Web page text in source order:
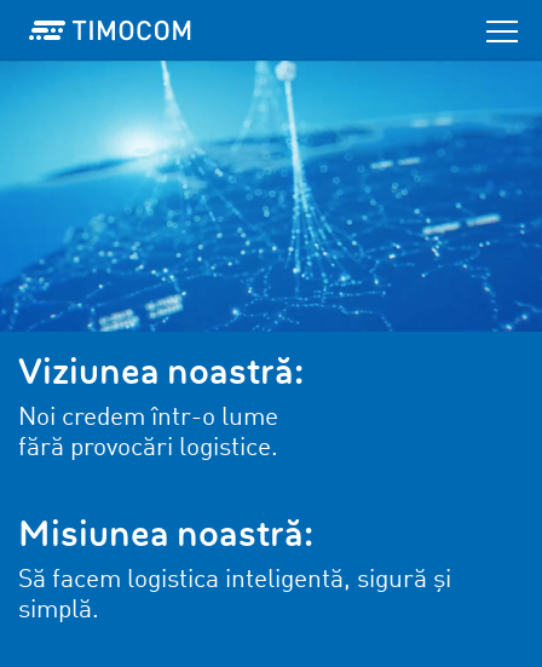
Viziunea noastră:
Noi credem într-o lume
fără provocări logistice.
Misiunea noastră:
Să facem logistica inteligentă, sigură și
simplă.